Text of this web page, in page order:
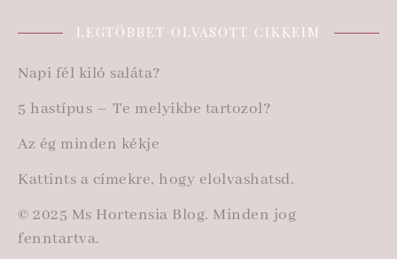
LEGTÖBBET OLVASOTT CIKKEIM
Napi fél kiló saláta?
5 hastípus – Te melyikbe tartozol?
Az ég minden kékje
Kattints a címekre, hogy elolvashatsd.
© 2025 Ms Hortensia Blog. Minden jog
fenntartva.